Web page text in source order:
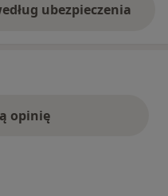
ubezpieczenia
opinię